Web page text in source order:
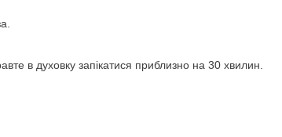
в духовку запікатися приблизно на 30 хвилин.